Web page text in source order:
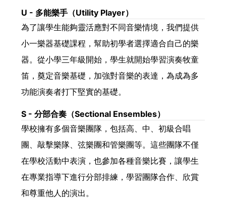
U - 多能樂手（Utility Player）
為了讓學生能夠靈活應對不同音樂情境，我們提供
小一樂器基礎課程，幫助初學者選擇適合自己的樂
器。從小學三年級開始，學生就開始學習演奏牧童
笛，奠定音樂基礎，加強對音樂的表達，為成為多
功能演奏者打下堅實的基礎。
S - 分部合奏（Sectional Ensembles）
學校擁有多個音樂團隊，包括高、中、初級合唱
團、敲擊樂隊、弦樂團和管樂團等。這些團隊不僅
在學校活動中表演，也參加各種音樂比賽，讓學生
在專業指導下進行分部排練，學習團隊合作、欣賞
和尊重他人的演出。